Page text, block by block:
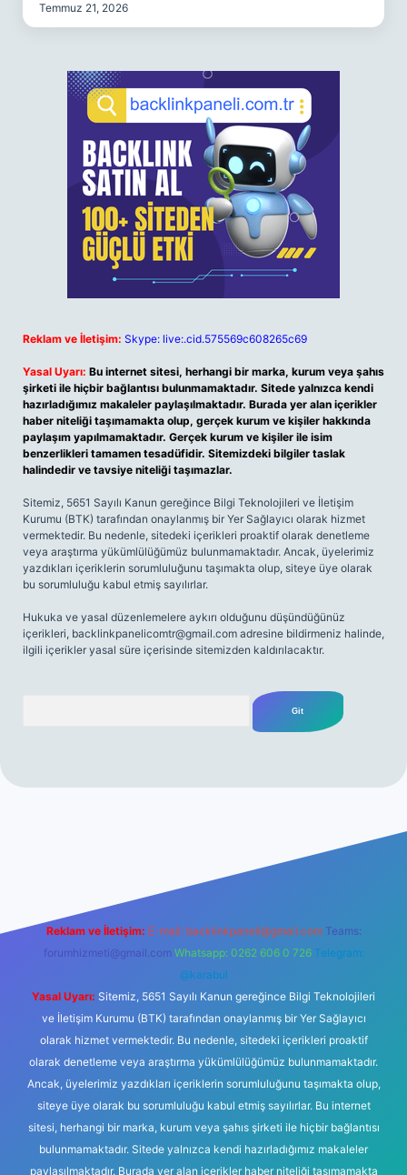
Temmuz 21, 2026
Reklam ve İletişim: Skype: live:.cid.575569c608265c69
Yasal Uyarı: Bu internet sitesi, herhangi bir marka, kurum veya şahıs
şirketi ile hiçbir bağlantısı bulunmamaktadır. Sitede yalnızca kendi
hazırladığımız makaleler paylaşılmaktadır. Burada yer alan içerikler
haber niteliği taşımamakta olup, gerçek kurum ve kişiler hakkında
paylaşım yapılmamaktadır. Gerçek kurum ve kişiler ile isim
benzerlikleri tamamen tesadüfidir. Sitemizdeki bilgiler taslak
halindedir ve tavsiye niteliği taşımazlar.
Sitemiz, 5651 Sayılı Kanun gereğince Bilgi Teknolojileri ve İletişim
Kurumu (BTK) tarafından onaylanmış bir Yer Sağlayıcı olarak hizmet
vermektedir. Bu nedenle, sitedeki içerikleri proaktif olarak denetleme
veya araştırma yükümlülüğümüz bulunmamaktadır. Ancak, üyelerimiz
yazdıkları içeriklerin sorumluluğunu taşımakta olup, siteye üye olarak
bu sorumluluğu kabul etmiş sayılırlar.
Hukuka ve yasal düzenlemelere aykırı olduğunu düşündüğünüz
içerikleri, backlinkpanelicomtr@gmail.com adresine bildirmeniz halinde,
ilgili içerikler yasal süre içerisinde sitemizden kaldırılacaktır.
Reklam ve İletişim: E-mail: backlinkpaneli@gmail.com Teams:
forumhizmeti@gmail.com Whatsapp: 0262 606 0 726 Telegram:
@karabul
Yasal Uyarı: Sitemiz, 5651 Sayılı Kanun gereğince Bilgi Teknolojileri
ve İletişim Kurumu (BTK) tarafından onaylanmış bir Yer Sağlayıcı
olarak hizmet vermektedir. Bu nedenle, sitedeki içerikleri proaktif
olarak denetleme veya araştırma yükümlülüğümüz bulunmamaktadır.
Ancak, üyelerimiz yazdıkları içeriklerin sorumluluğunu taşımakta olup,
siteye üye olarak bu sorumluluğu kabul etmiş sayılırlar. Bu internet
sitesi, herhangi bir marka, kurum veya şahıs şirketi ile hiçbir bağlantısı
bulunmamaktadır. Sitede yalnızca kendi hazırladığımız makaleler
paylaşılmaktadır. Burada yer alan içerikler haber niteliği taşımamakta